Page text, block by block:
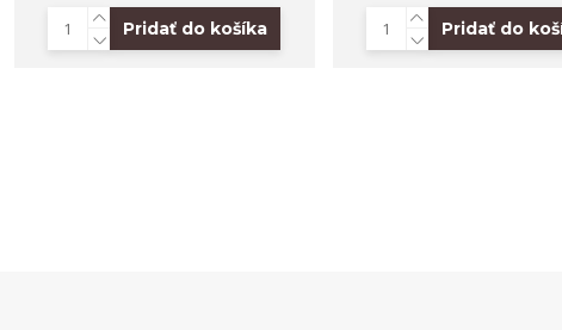
Pridať do košíka Pridať do